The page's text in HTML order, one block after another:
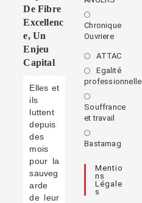
De Fibre
Excellenc
E, Un
Enjeu
Capital
Elles et
ils
luttent
depuis
des
mois
pour la
sauveg
arde
de leur
Chronique
Ouvriere
ATTAC
Egalité
professionnelle
Souffrance
et travail
Bastamag
Mentio
Ns
Légale
S